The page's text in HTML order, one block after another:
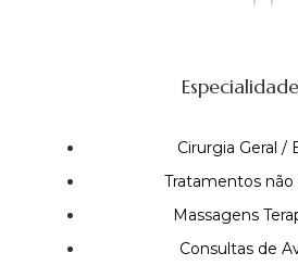
Cirurgia Geral /
Tratamentos não
Massagens
Consultas de